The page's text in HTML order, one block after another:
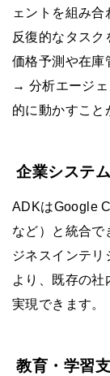
ェントを組み
反復的なタス
価格予測や在庫
→ 分析エージ
的に動かすこと
企業システ
ADKはGoogle
など）と統合で
ジネスインテリ
より、既存の
実現できます。
教育・学習